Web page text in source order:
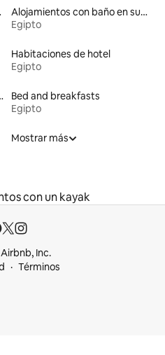
Alojamientos con baño en suite
Egipto
Habitaciones de hotel
Egipto
naturaleza
Bed and breakfasts
Egipto
Mostrar más
con un kayak
Inc.
Términos